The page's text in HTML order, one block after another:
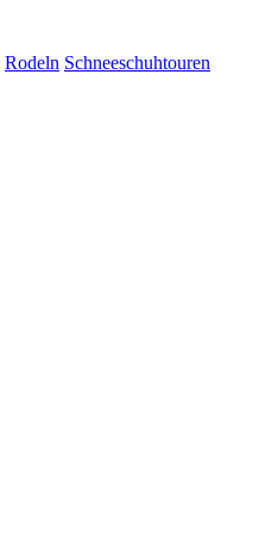
Rodeln Schneeschuhtouren